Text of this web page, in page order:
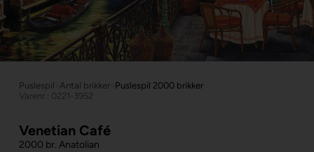
Puslespil Antal brikker Puslespil 2000 brikker
Varenr.: 0221-3952
Venetian Café
2000 br. Anatolian